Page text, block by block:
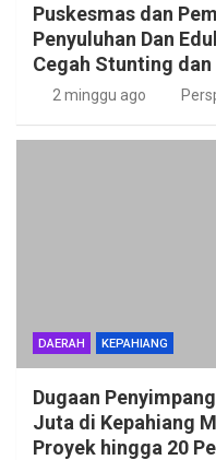
Puskesmas dan
Penyuluhan Dan
Cegah Stunting
2 minggu ago
DAERAH KEPAHIANG
Dugaan
Juta di Kepahiang
Proyek hingga 20